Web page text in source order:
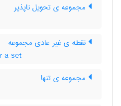
مجموعه ی تحویل ناپذیر
نقطه ی غیر عادی مجموعه
a set
مجموعه ی تنها